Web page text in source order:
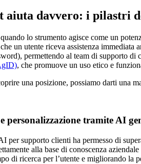
aiuta davvero: i pilastri
lo strumento agisce come un
un utente riceva assistenza
permettendo al team di supporto
, che promuove un uso etico e
una posizione, possiamo darti una
personalizzazione tramite AI
per supporto clienti ha permesso di
alla base di conoscenza
di ricerca per l’utente e migliorando la